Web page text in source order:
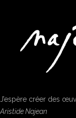
J’espère créer des
Aristide Najean